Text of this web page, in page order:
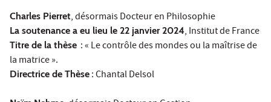
Charles Pierret, désormais Docteur en Philosophie
La soutenance a eu lieu le 22 janvier 2024, Institut de France
Titre de la thèse : « Le contrôle des mondes ou la maîtrise de
la matrice ».
Directrice de Thèse : Chantal Delsol